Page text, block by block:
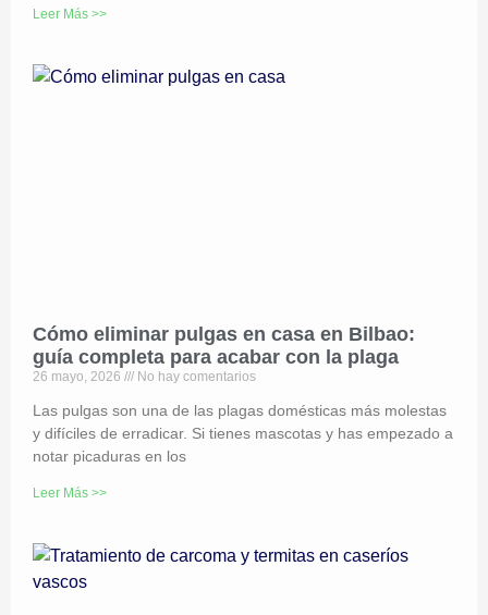
Leer Más >>
Cómo eliminar pulgas en casa en Bilbao:
guía completa para acabar con la plaga
26 mayo, 2026 No hay comentarios
Las pulgas son una de las plagas domésticas más molestas
y difíciles de erradicar. Si tienes mascotas y has empezado a
notar picaduras en los
Leer Más >>